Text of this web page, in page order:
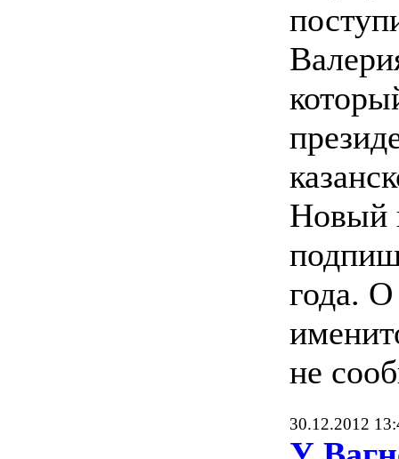
Новый
года. О
не
30.12.2012